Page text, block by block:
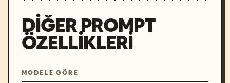
DIĞER PROMPT
ÖZELLIKLERI
MODELE GÖRE